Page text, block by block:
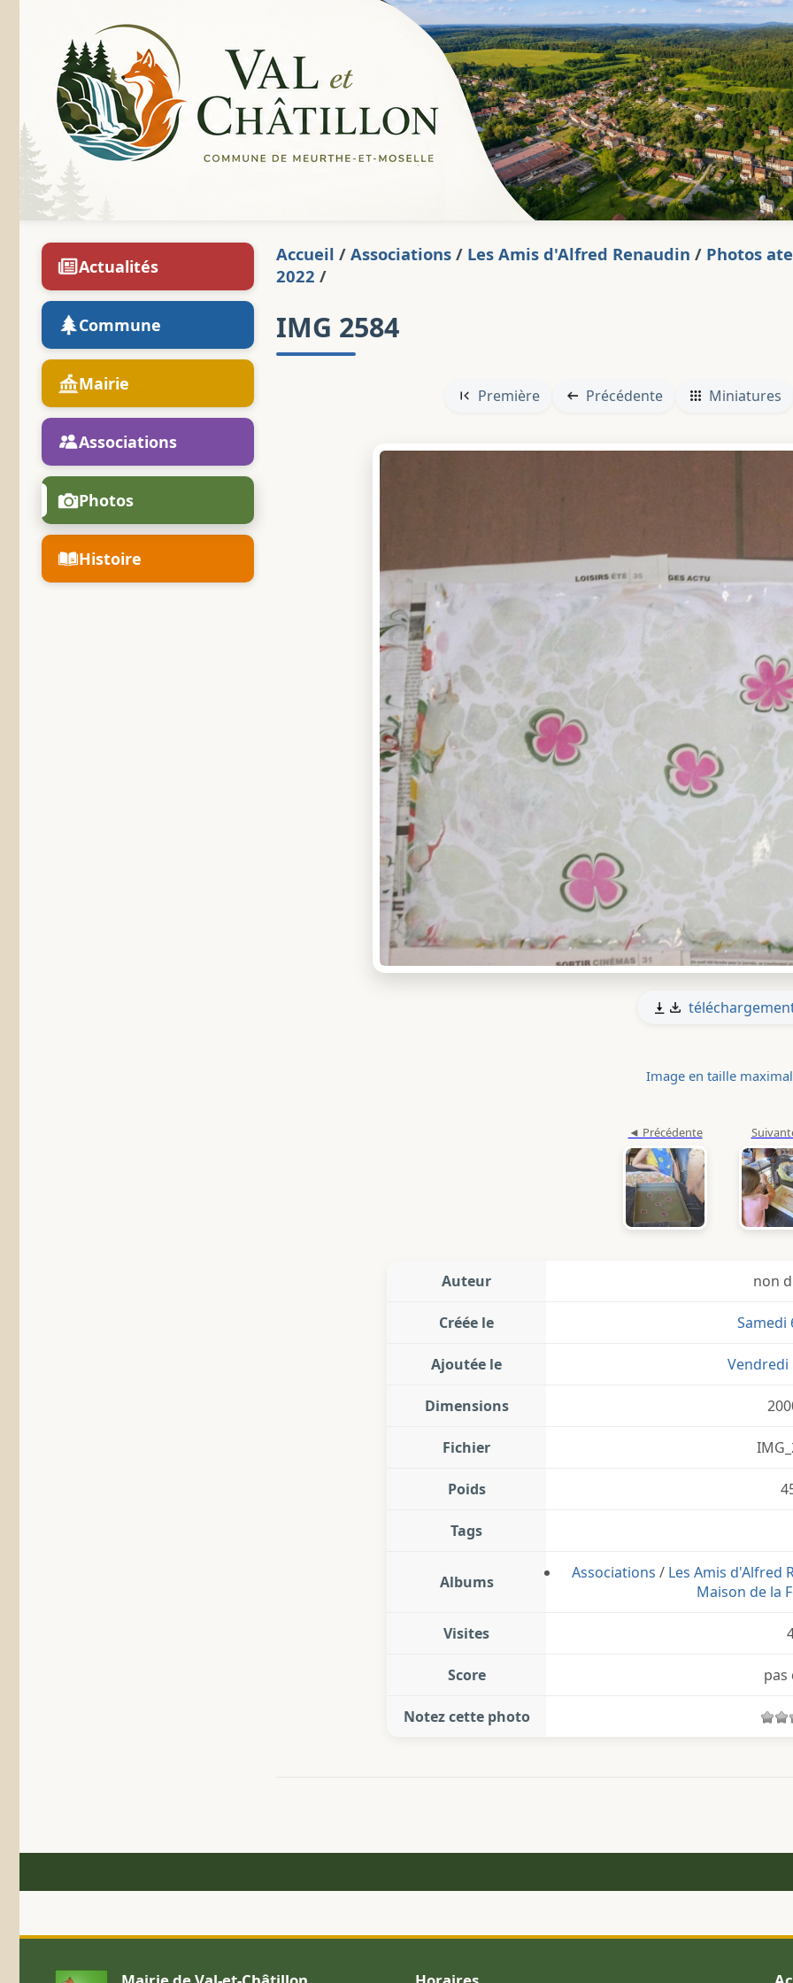
Actualités
Commune
Mairie
Associations
Photos
Histoire
Accueil / Associations / Les Amis d'Alfred Renaudin / Photos
2022 /
IMG 2584
Première Précédente Miniatures
Image en taille
Auteur non
Créée le Samedi
Ajoutée le Vendredi
Dimensions
Fichier
Poids
Tags
Albums Associations / Les Amis d'Alfred
Maison de la
Visites
Score pas
Notez cette photo